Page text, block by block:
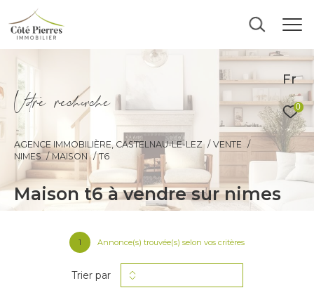
Fr
0
Vore recece
AGENCE IMMOBILIÈRE, CASTELNAU-LE-LEZ
VENTE
NIMES
MAISON T6
maison t6 à vendre sur nimes
1 Annonce(s) trouvée(s) selon vos critères
Trier par